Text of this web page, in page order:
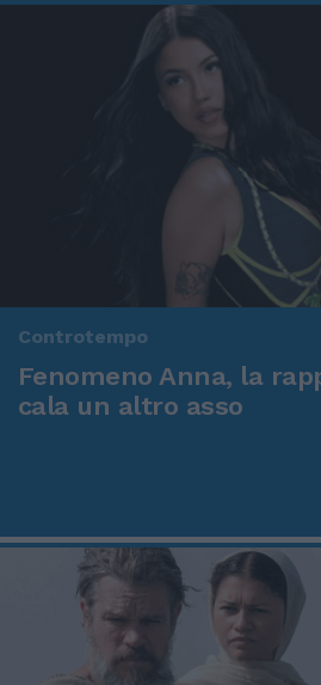
Controtempo
Fenomeno Anna, la
cala un altro asso